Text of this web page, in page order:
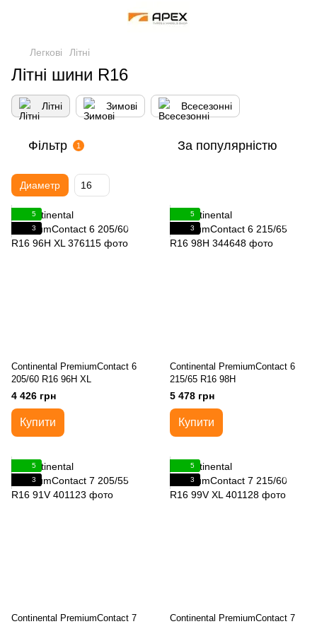
Легкові Літні
Літні шини R16
Літні Зимові Всесезонні
Фільтр 1 За популярністю
Диаметр 16
5
3
Continental PremiumContact 6
205/60 R16 96H XL
4 426 грн
Купити
5
3
Continental PremiumContact 6
215/65 R16 98H
5 478 грн
Купити
5
3
Continental PremiumContact 7
5
3
Continental PremiumContact 7